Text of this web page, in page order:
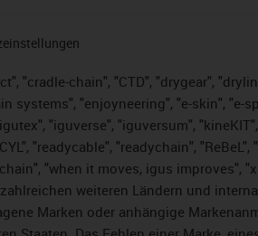
"cradle-chain", "CTD", "drygear",
systems", "enjoyneering", "e-skin", "e-
"iguverse", "iguversum",
"readycable", "readychain",
"when it moves, igus improves",
weiteren Ländern und
Marken oder anhängige